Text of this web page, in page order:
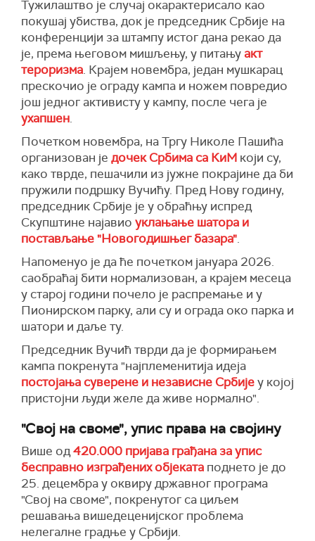
Тужилаштво је случај окарактерисало као
покушај убиства, док је председник Србије на
конференцији за штампу истог дана рекао да
је, према његовом мишљењу, у питању акт
тероризма. Крајем новембра, један мушкарац
прескочио је ограду кампа и ножем повредио
још једног активисту у кампу, после чега је
ухапшен.
Почетком новембра, на Тргу Николе Пашића
организован је дочек Србима са КиМ који су,
како тврде, пешачили из јужне покрајине да би
пружили подршку Вучићу. Пред Нову годину,
председник Србије је у обраћњу испред
Скупштине најавио уклањање шатора и
постављање "Новогодишњег базара".
Напоменуо је да ће почетком јануара 2026.
саобраћај бити нормализован, а крајем месеца
у старој години почело је распремање и у
Пионирском парку, али су и ограда око парка и
шатори и даље ту.
Председник Вучић тврди да је формирањем
кампа покренута "најплеменитија идеја
постојања суверене и независне Србијеу којој
пристојни људи желе да живе нормално".
"Свој на своме", упис права на својину
Више од420.000 пријава грађана за упис
бесправно изграђених објеката поднето је до
25. децембра у оквиру државног програма
"Свој на своме", покренутог са циљем
решавања вишедеценијског проблема
нелегалне градње у Србији.